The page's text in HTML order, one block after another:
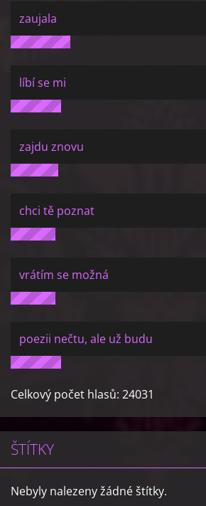
zaujala
líbí se mi
zajdu znovu
chci tě poznat
vrátím se možná
poezii nečtu, ale už budu
Celkový počet hlasů: 24031
ŠTÍTKY
Nebyly nalezeny žádné štítky.